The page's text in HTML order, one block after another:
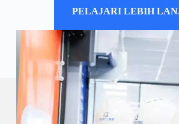
PELAJARI LEBIH